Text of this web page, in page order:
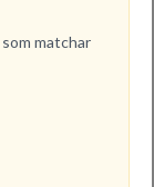
som matchar